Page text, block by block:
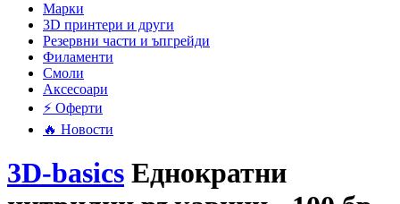
Mарки
3D принтери и други
Резервни части и ъпгрейди
Филаменти
Смоли
Аксесоари
⚡ Оферти
🔥 Новости
3D-basics Еднократни